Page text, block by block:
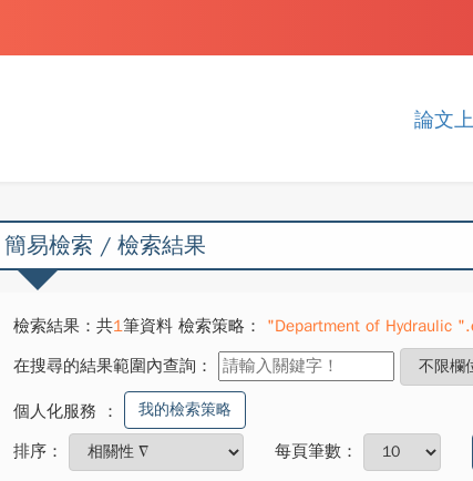
論文
簡易檢索 / 檢索結果
檢索結果：共1筆資料 檢索策略：
"Department of Hydraulic
在搜尋的結果範圍內查詢：
個人化服務 ： 我的檢索策略
排序： 每頁筆數：